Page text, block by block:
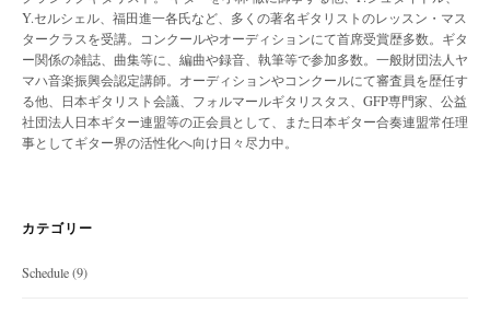
Y.セルシェル、福田進一各氏など、多くの著名ギタリストのレッスン・マス
タークラスを受講。コンクールやオーディションにて首席受賞歴多数。ギタ
ー関係の雑誌、曲集等に、編曲や録音、執筆等で参加多数。一般財団法人ヤ
マハ音楽振興会認定講師。オーディションやコンクールにて審査員を歴任す
る他、日本ギタリスト会議、フォルマールギタリスタス、GFP専門家、公益
社団法人日本ギター連盟等の正会員として、また日本ギター合奏連盟常任理
事としてギター界の活性化へ向け日々尽力中。
カテゴリー
Schedule(9)